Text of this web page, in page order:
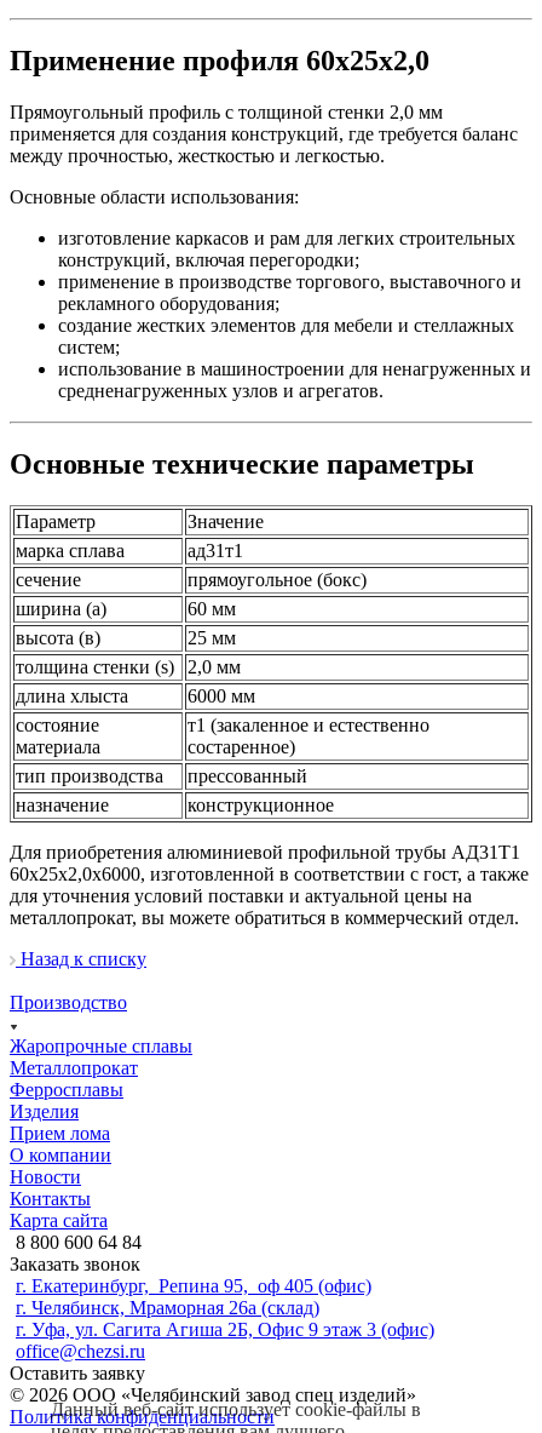
Применение профиля 60х25х2,0
Прямоугольный профиль с толщиной стенки 2,0 мм
применяется для создания конструкций, где требуется баланс
между прочностью, жесткостью и легкостью.
Основные области использования:
изготовление каркасов и рам для легких строительных
конструкций, включая перегородки;
применение в производстве торгового, выставочного и
рекламного оборудования;
создание жестких элементов для мебели и стеллажных
систем;
использование в машиностроении для ненагруженных и
средненагруженных узлов и агрегатов.
Основные технические параметры
Параметр
Значение
марка сплава
ад31т1
сечение
прямоугольное (бокс)
ширина (а)
60 мм
высота (в)
25 мм
толщина стенки (s)
2,0 мм
длина хлыста
6000 мм
состояние
материала
т1 (закаленное и естественно
состаренное)
тип производства
прессованный
назначение
конструкционное
Для приобретения алюминиевой профильной трубы АД31Т1
60х25х2,0х6000, изготовленной в соответствии с гост, а также
для уточнения условий поставки и актуальной цены на
металлопрокат, вы можете обратиться в коммерческий отдел.
Назад к списку
Производство
Жаропрочные сплавы
Металлопрокат
Ферросплавы
Изделия
Прием лома
О компании
Новости
Контакты
Карта сайта
8 800 600 64 84
Заказать звонок
г. Екатеринбург, Репина 95, оф 405 (офис)
г. Челябинск, Мраморная 26а (склад)
г. Уфа, ул. Сагита Агиша 2Б, Офис 9 этаж 3 (офис)
office@chezsi.ru
Оставить заявку
© 2026 ООО «Челябинский завод спец изделий»
Политика конфиденциальности
Данный веб-сайт использует cookie-файлы в